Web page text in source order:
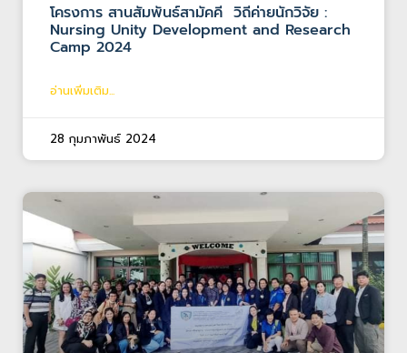
โครงการ สานสัมพันธ์สามัคคี วิถีค่ายนักวิจัย :
Nursing Unity Development and Research
Camp 2024
อ่านเพิ่มเติม...
28 กุมภาพันธ์ 2024